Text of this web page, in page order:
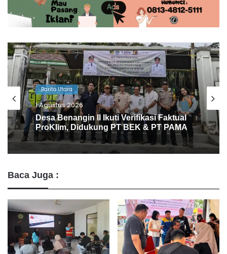
Barito Utara
1 Agustus 2026
Desa Benangin II Ikuti Verifikasi Faktual
ProKlim, Didukung PT BEK & PT PAMA
Baca Juga :